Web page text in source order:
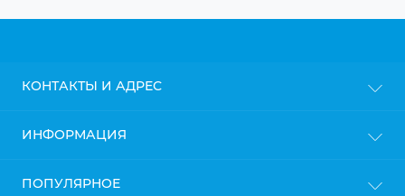
КОНТАКТЫ И АДРЕС
Пн-Пт: с 9до 18
ИНФОРМАЦИЯ
Доставка
ПОПУЛЯРНОЕ